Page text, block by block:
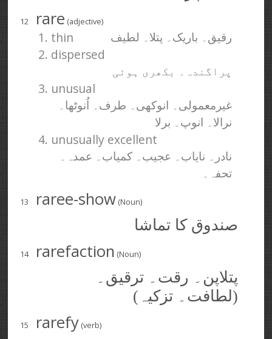
12 rare (adjective)
1. thin رقیق۔ باریک۔ پتلا۔ لطیف
2. dispersed
پراگندہ۔ بکھری ہوئی
3. unusual
غیرمعمولی۔ انوکھی۔ طرف۔ اُنوٹھا۔
نرالا۔ انوپ۔ برلا
4. unusually excellent
نادر۔ نایاب۔ عجیب۔ کمیاب۔ عمدہ۔
تحفہ۔
13 raree-show (Noun)
صندوق کا تماشا
14 rarefaction (Noun)
پتلاپن۔ رقت۔ ترقیق۔
(لطافت۔ تزکیہ)
15 rarefy (verb)